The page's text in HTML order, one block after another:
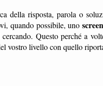
della risposta, parola o
quando possibile, uno
Questo perché a
vostro livello con quello